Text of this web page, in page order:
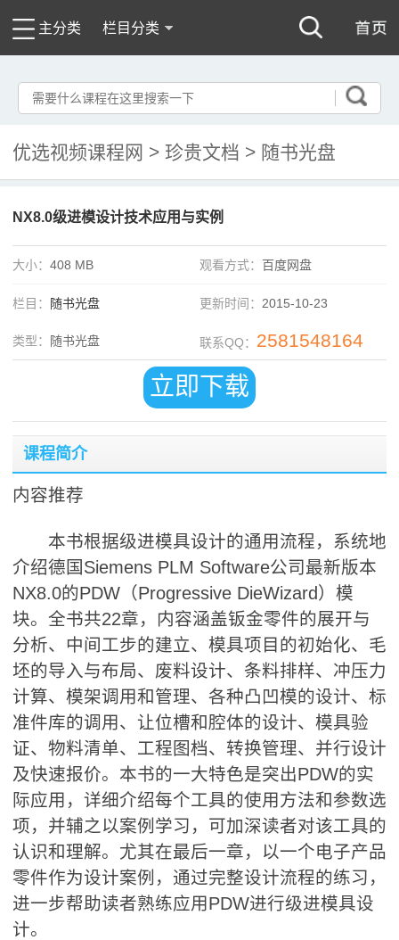
主分类 栏目分类
优选视频课程网 > 珍贵文档 > 随书光盘
NX8.0级进模设计技术应用与实例
大小： 408 MB 观看方式： 百度网盘
栏目： 随书光盘 更新时间： 2015-10-23
类型： 随书光盘 联系QQ： 2581548164
立即下载
课程简介
内容推荐
本书根据级进模具设计的通用流程，系统地
介绍德国Siemens PLM Software公司最新版本
NX8.0的PDW（Progressive DieWizard）模
块。全书共22章，内容涵盖钣金零件的展开与
分析、中间工步的建立、模具项目的初始化、毛
坯的导入与布局、废料设计、条料排样、冲压力
计算、模架调用和管理、各种凸凹模的设计、标
准件库的调用、让位槽和腔体的设计、模具验
证、物料清单、工程图档、转换管理、并行设计
及快速报价。本书的一大特色是突出PDW的实
际应用，详细介绍每个工具的使用方法和参数选
项，并辅之以案例学习，可加深读者对该工具的
认识和理解。尤其在最后一章，以一个电子产品
零件作为设计案例，通过完整设计流程的练习，
进一步帮助读者熟练应用PDW进行级进模具设
计。